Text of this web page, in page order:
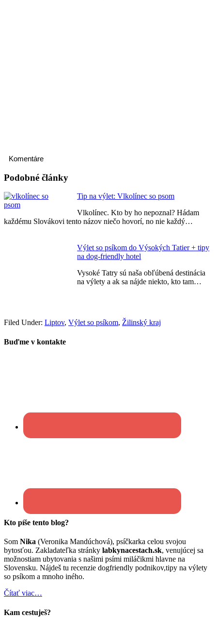
Komentáre
Podobné články
Tip na výlet: Vlkolínec so psom
Vlkolínec. Kto by ho nepoznal? Hádam
každému Slovákovi tento názov niečo hovorí, no nie každý…
Výlet so psíkom do Výsokých Tatier + tipy
na dog-friendly hotel
Vysoké Tatry sú naša obľúbená destinácia
na výlety a ak sa nájde niekto, kto tam…
Filed Under: Liptov, Výlet so psíkom, Žilinský kraj
Buďme v kontakte
Kto píše tento blog?
Som Nika (Veronika Mandúchová), psíčkarka celou svojou
bytosťou. Zakladateľka stránky labkynacestach.sk, venujúcej sa
možnostiam ubytovania s našimi psími miláčikmi hlavne na
Slovensku. Nájdeš tu recenzie dogfriendly podnikov,tipy na výlety
so psíkom a mnoho iného.
Čítať viac…
Kam cestuješ?